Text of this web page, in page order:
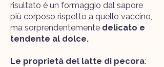
risultato è un formaggio dal sapore
più corposo rispetto a quello vaccino,
ma sorprendentemente delicato e
tendente al dolce.
Le proprietà del latte di pecora: